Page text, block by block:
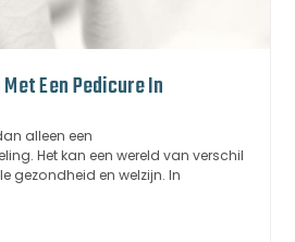
Een Pedicure In
alleen een
Het kan een wereld van verschil
gezondheid en welzijn. In